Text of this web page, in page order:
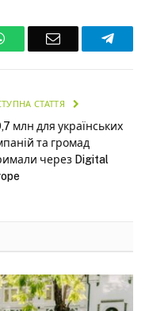
WhatsAppEmail
СТАТТЯ
млн для українських
та громад
через Digital